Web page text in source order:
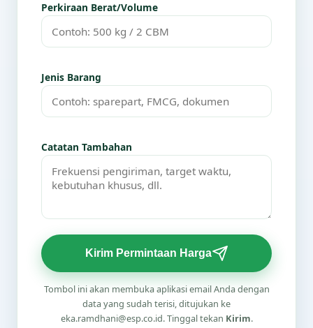
Perkiraan Berat/Volume
Jenis Barang
Catatan Tambahan
Kirim Permintaan Harga
Tombol ini akan membuka aplikasi email Anda dengan
data yang sudah terisi, ditujukan ke
eka.ramdhani@esp.co.id. Tinggal tekan Kirim.